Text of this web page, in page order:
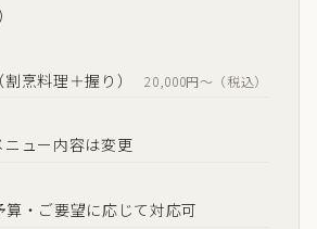
烹料理＋握り） 20,000円〜（税込）
ュー内容は変更
・ご要望に応じて対応可